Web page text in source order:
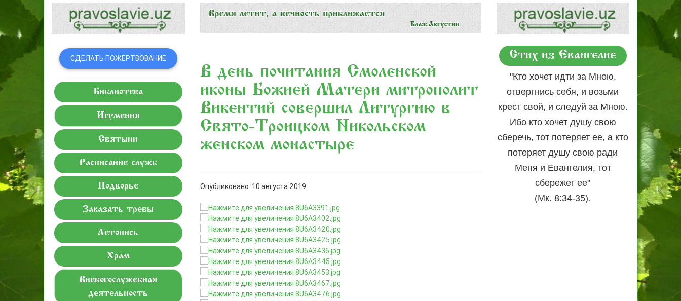
СДЕЛАТЬ ПОЖЕРТВОВАНИЕ
Библиотека
Игумения
Святыни
Расписание служб
Подворье
Заказать требы
Летопись
Храм
Внебогослужебная
деятельность
В день почитания Смоленской
иконы Божией Матери митрополит
Викентий совершил Литургию в
Свято-Троицком Никольском
женском монастыре
Опубликовано: 10 августа 2019
Стих из Евангелие
"Кто хочет идти за Мною,
отвергнись себя, и возьми
крест свой, и следуй за Мною.
Ибо кто хочет душу свою
сберечь, тот потеряет ее, а кто
потеряет душу свою ради
Меня и Евангелия, тот
сбережет ее"
(Мк. 8:34-35).